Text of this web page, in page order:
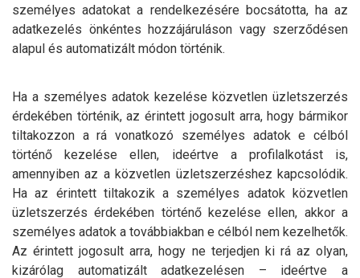
személyes adatokat a rendelkezésére bocsátotta, ha az
adatkezelés önkéntes hozzájáruláson vagy szerződésen
alapul és automatizált módon történik.
Ha a személyes adatok kezelése közvetlen üzletszerzés
érdekében történik, az érintett jogosult arra, hogy bármikor
tiltakozzon a rá vonatkozó személyes adatok e célból
történő kezelése ellen, ideértve a profilalkotást is,
amennyiben az a közvetlen üzletszerzéshez kapcsolódik.
Ha az érintett tiltakozik a személyes adatok közvetlen
üzletszerzés érdekében történő kezelése ellen, akkor a
személyes adatok a továbbiakban e célból nem kezelhetők.
Az érintett jogosult arra, hogy ne terjedjen ki rá az olyan,
kizárólag automatizált adatkezelésen – ideértve a